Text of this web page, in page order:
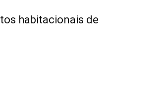
habitacionais de